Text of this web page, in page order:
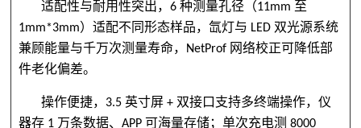
适配性与耐用性突出，6种测量孔径（11mm 至
1mm*3mm）适配不同形态样品，氙灯与 LED 双光源系统
兼顾能量与千万次测量寿命，
NetProf 网络校正可降低部
件老化偏差。
操作便捷， 3.5 英寸屏+ 双接口支持多终端操作，仪
器存 1 万条数据、APP 可海量存储；单次充电测8000